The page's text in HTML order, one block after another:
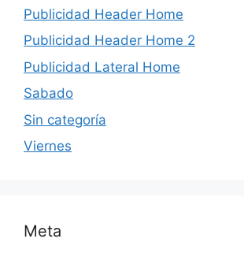
Publicidad Header Home
Publicidad Header Home 2
Publicidad Lateral Home
Sabado
Sin categoría
Viernes
Meta